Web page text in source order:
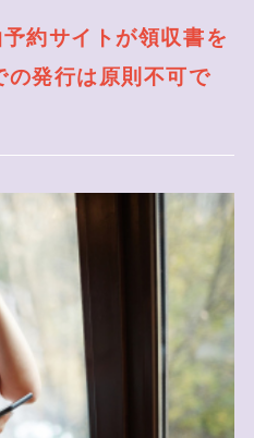
約サイトが領収書を
の発行は原則不可で